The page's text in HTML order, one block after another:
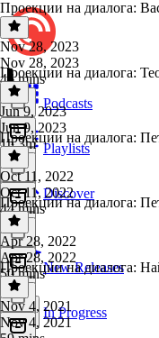
Podcasts
Playlists
Discover
New Releases
In Progress
Проекции на диалога:
Nov 28, 2023
Nov 28, 2023
46 mins
Проекции на диалога:
Jun 9, 2023
Jun 9, 2023
1h 3m
Проекции на диалога:
Oct 11, 2022
Oct 11, 2022
44 mins
Проекции на диалога:
Apr 28, 2022
Apr 28, 2022
50 mins
Проекции на диалога:
Nov 4, 2021
Nov 4, 2021